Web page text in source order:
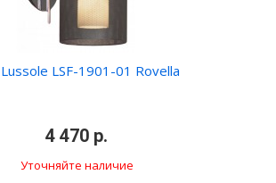
LSF-1901-01 Rovella
4 470 р.
Уточняйте наличие